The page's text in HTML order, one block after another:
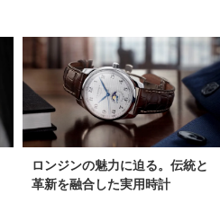
ロンジンの魅力に迫る。伝統と
革新を融合した実用時計